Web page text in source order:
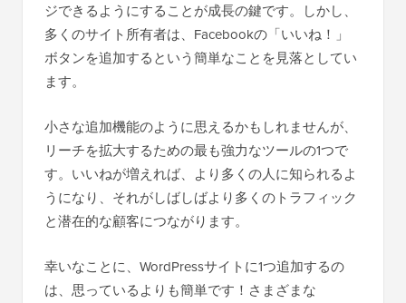
ジできるようにすることが成長の鍵です。しかし、
多くのサイト所有者は、Facebookの「いいね！」
ボタンを追加するという簡単なことを見落としてい
ます。
小さな追加機能のように思えるかもしれませんが、
リーチを拡大するための最も強力なツールの1つで
す。いいねが増えれば、より多くの人に知られるよ
うになり、それがしばしばより多くのトラフィック
と潜在的な顧客につながります。
幸いなことに、WordPressサイトに1つ追加するの
は、思っているよりも簡単です！さまざまな